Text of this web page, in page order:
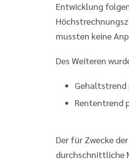
Entwicklung
mussten keine
Des Weiteren
Gehaltstrend
Rententrend
Der für Zwecke
durchschnittliche